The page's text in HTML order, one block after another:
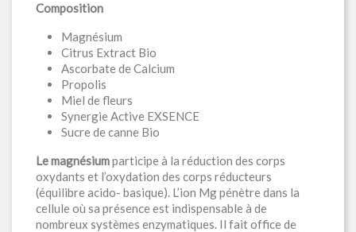
Composition
Magnésium
Citrus Extract Bio
Ascorbate de Calcium
Propolis
Miel de fleurs
Synergie Active EXSENCE
Sucre de canne Bio
Le magnésiumparticipe à la réduction des corps
oxydants et l’oxydation des corps réducteurs
(équilibre acido- basique). L’ion Mg pénètre dans la
cellule où sa présence est indispensable à de
nombreux systèmes enzymatiques. Il fait office de